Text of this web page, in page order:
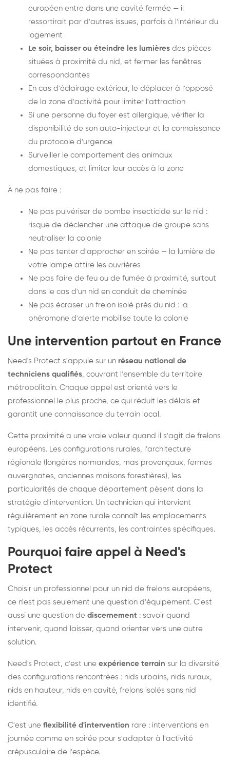
européen entre dans une cavité fermée — il
ressortirait par d'autres issues, parfois à l'intérieur du
logement
Le soir, baisser ou éteindre les lumières des pièces
situées à proximité du nid, et fermer les fenêtres
correspondantes
En cas d'éclairage extérieur, le déplacer à l'opposé
de la zone d'activité pour limiter l'attraction
Si une personne du foyer est allergique, vérifier la
disponibilité de son auto-injecteur et la connaissance
du protocole d'urgence
Surveiller le comportement des animaux
domestiques, et limiter leur accès à la zone
À ne pas faire :
Ne pas pulvériser de bombe insecticide sur le nid :
risque de déclencher une attaque de groupe sans
neutraliser la colonie
Ne pas tenter d'approcher en soirée — la lumière de
votre lampe attire les ouvrières
Ne pas faire de feu ou de fumée à proximité, surtout
dans le cas d'un nid en conduit de cheminée
Ne pas écraser un frelon isolé près du nid : la
phéromone d'alerte mobilise toute la colonie
Une intervention partout en France
Need's Protect s'appuie sur un réseau national de
techniciens qualifiés, couvrant l'ensemble du territoire
métropolitain. Chaque appel est orienté vers le
professionnel le plus proche, ce qui réduit les délais et
garantit une connaissance du terrain local.
Cette proximité a une vraie valeur quand il s'agit de frelons
européens. Les configurations rurales, l'architecture
régionale (longères normandes, mas provençaux, fermes
auvergnates, anciennes maisons forestières), les
particularités de chaque département pèsent dans la
stratégie d'intervention. Un technicien qui intervient
régulièrement en zone rurale connaît les emplacements
typiques, les accès récurrents, les contraintes spécifiques.
Pourquoi faire appel à Need's
Protect
Choisir un professionnel pour un nid de frelons européens,
ce n'est pas seulement une question d'équipement. C'est
aussi une question de discernement : savoir quand
intervenir, quand laisser, quand orienter vers une autre
solution.
Need's Protect, c'est une expérience terrain sur la diversité
des configurations rencontrées : nids urbains, nids ruraux,
nids en hauteur, nids en cavité, frelons isolés sans nid
identifié.
C'est une flexibilité d'intervention rare : interventions en
journée comme en soirée pour s'adapter à l'activité
crépusculaire de l'espèce.